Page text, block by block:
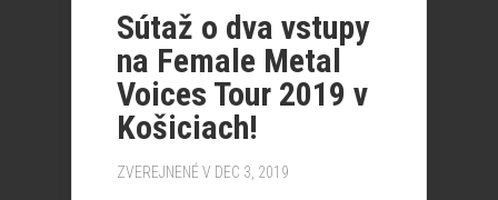
Sútaž o dva vstupy
na Female Metal
Voices Tour 2019 v
Košiciach!
ZVEREJNENÉ V DEC 3, 2019